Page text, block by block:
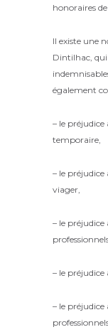
honoraires
Il existe une
Dintilhac, qui
également
– le préjudice
temporaire,
– le préjudice
viager,
– le
– le préjudice
– le